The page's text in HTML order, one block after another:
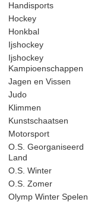
Handisports
Hockey
Honkbal
Ijshockey
Ijshockey
Kampioenschappen
Jagen en Vissen
Judo
Klimmen
Kunstschaatsen
Motorsport
O.S. Georganiseerd
Land
O.S. Winter
O.S. Zomer
Olymp Winter Spelen